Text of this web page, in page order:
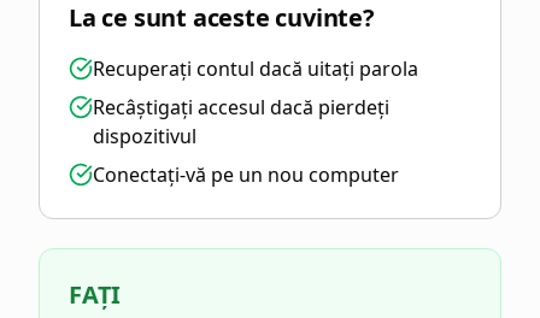
La ce sunt aceste cuvinte?
Recuperați contul dacă uitați parola
Recâștigați accesul dacă pierdeți
dispozitivul
Conectați-vă pe un nou computer
FAȚI